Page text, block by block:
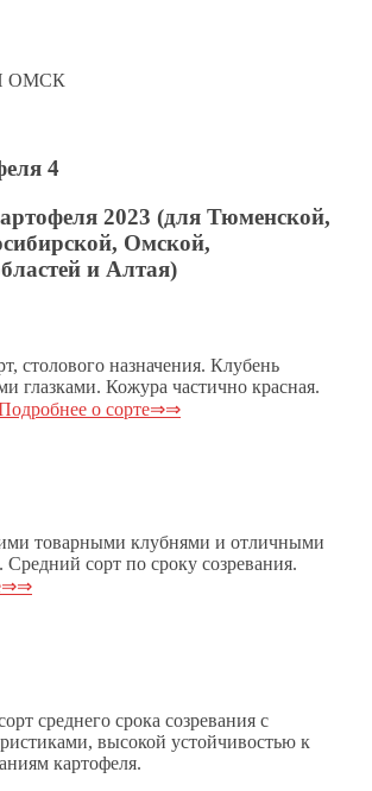
ОМСК
2023 (для Тюменской,
Омской,
и Алтая)
столового назначения. Клубень
глазками. Кожура частично красная.
о сорте⇒⇒
товарными клубнями и отличными
Средний сорт по сроку созревания.
среднего срока созревания с
высокой устойчивостью к
картофеля.